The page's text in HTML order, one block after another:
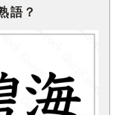
語？